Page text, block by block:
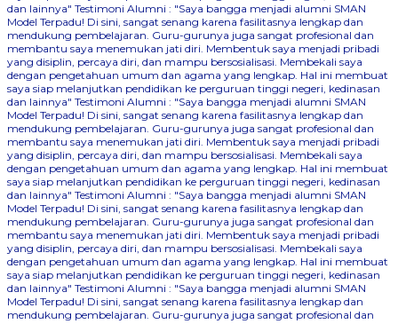
dan lainnya" Testimoni Alumni : "Saya bangga menjadi alumni SMAN
Model Terpadu! Di sini, sangat senang karena fasilitasnya lengkap dan
mendukung pembelajaran. Guru-gurunya juga sangat profesional dan
membantu saya menemukan jati diri. Membentuk saya menjadi pribadi
yang disiplin, percaya diri, dan mampu bersosialisasi. Membekali saya
dengan pengetahuan umum dan agama yang lengkap. Hal ini membuat
saya siap melanjutkan pendidikan ke perguruan tinggi negeri, kedinasan
dan lainnya" Testimoni Alumni : "Saya bangga menjadi alumni SMAN
Model Terpadu! Di sini, sangat senang karena fasilitasnya lengkap dan
mendukung pembelajaran. Guru-gurunya juga sangat profesional dan
membantu saya menemukan jati diri. Membentuk saya menjadi pribadi
yang disiplin, percaya diri, dan mampu bersosialisasi. Membekali saya
dengan pengetahuan umum dan agama yang lengkap. Hal ini membuat
saya siap melanjutkan pendidikan ke perguruan tinggi negeri, kedinasan
dan lainnya" Testimoni Alumni : "Saya bangga menjadi alumni SMAN
Model Terpadu! Di sini, sangat senang karena fasilitasnya lengkap dan
mendukung pembelajaran. Guru-gurunya juga sangat profesional dan
membantu saya menemukan jati diri. Membentuk saya menjadi pribadi
yang disiplin, percaya diri, dan mampu bersosialisasi. Membekali saya
dengan pengetahuan umum dan agama yang lengkap. Hal ini membuat
saya siap melanjutkan pendidikan ke perguruan tinggi negeri, kedinasan
dan lainnya" Testimoni Alumni : "Saya bangga menjadi alumni SMAN
Model Terpadu! Di sini, sangat senang karena fasilitasnya lengkap dan
mendukung pembelajaran. Guru-gurunya juga sangat profesional dan